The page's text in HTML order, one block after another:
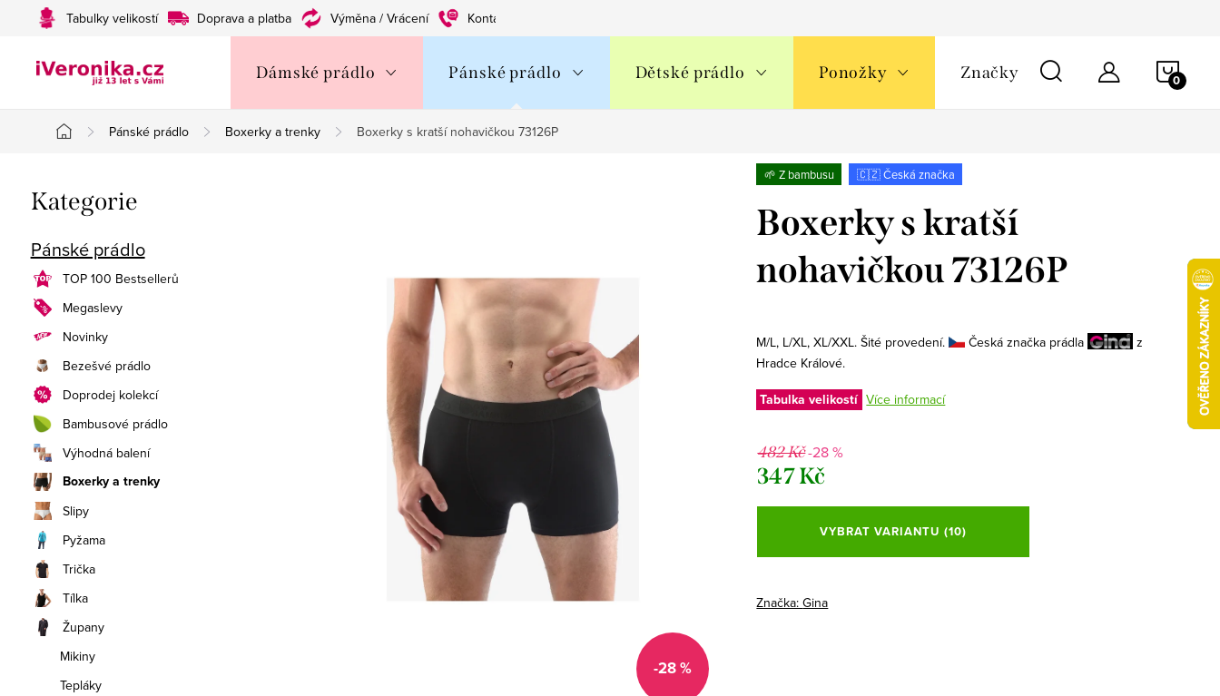
Tabulky velikostí Doprava a platba Výměna / Vrácení Kontakty
Dámské prádlo Pánské prádlo Dětské prádlo Ponožky Značky
Domů
Pánské prádlo Boxerky a trenky Boxerky s kratší nohavičkou 73126P
o
s
t
r
a
n
n
í
p
a
n
e
Přeskočit
kategorie
Kategorie
Pánské prádlo
TOP 100 Bestsellerů
Megaslevy
Novinky
Bezešvé prádlo
Doprodej kolekcí
Bambusové prádlo
Výhodná balení
Boxerky a trenky
Slipy
Pyžama
Trička
Tílka
Župany
Mikiny
Tepláky
-28 %
🌱 Z bambusu 🇨🇿 Česká značka
Boxerky s kratší
nohavičkou 73126P
M/L, L/XL, XL/XXL. Šité provedení. Česká značka prádla
z
Hradce Králové.
Tabulka velikostí Více informací
482 Kč-28 %
347 Kč
Měrná
VYBRAT VARIANTU (10)
Značka:Gina